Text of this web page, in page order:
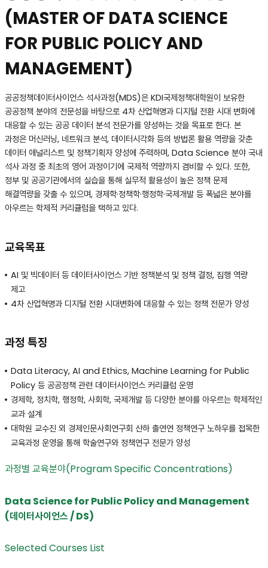
(MASTER OF DATA SCIENCE
FOR PUBLIC POLICY AND
MANAGEMENT)
공공정책데이터사이언스 석사과정(MDS)은 KDI국제정책대학원이 보유한
공공정책 분야의 전문성을 바탕으로 4차 산업혁명과 디지털 전환 시대 변화에
대응할 수 있는 공공 데이터 분석 전문가를 양성하는 것을 목표로 한다. 본
과정은 머신러닝, 네트워크 분석, 데이터시각화 등의 방법론 활용 역량을 갖춘
데이터 애널리스트 및 정책기획자 양성에 주력하며, Data Science 분야 국내
석사 과정 중 최초의 영어 과정이기에 국제적 역량까지 겸비할 수 있다. 또한,
정부 및 공공기관에서의 실습을 통해 실무적 활용성이 높은 정책 문제
해결역량을 갖출 수 있으며, 경제학·정책학·행정학·국제개발 등 폭넓은 분야를
아우르는 학제적 커리큘럼을 택하고 있다.
교육목표
AI 및 빅데이터 등 데이터사이언스 기반 정책분석 및 정책 결정, 집행 역량
제고
4차 산업혁명과 디지털 전환 시대변화에 대응할 수 있는 정책 전문가 양성
과정 특징
Data Literacy, AI and Ethics, Machine Learning for Public
Policy 등 공공정책 관련 데이터사이언스 커리큘럼 운영
경제학, 정치학, 행정학, 사회학, 국제개발 등 다양한 분야를 아우르는 학제적인
교과 설계
대학원 교수진 외 경제인문사회연구회 산하 출연연 정책연구 노하우를 접목한
교육과정 운영을 통해 학술연구와 정책연구 전문가 양성
과정별 교육분야(Program Specific Concentrations)
Data Science for Public Policy and Management
(데이터사이언스 / DS)
Selected Courses List